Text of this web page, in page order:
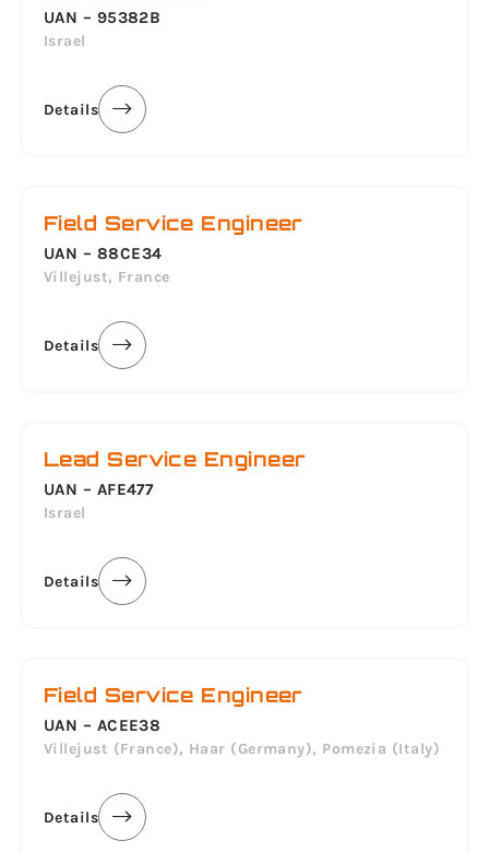
UAN – 95382B
Israel
Details
Field Service Engineer
UAN – 88CE34
Villejust, France
Details
Lead Service Engineer
UAN – AFE477
Israel
Details
Field Service Engineer
UAN – ACEE38
Villejust (France), Haar (Germany), Pomezia (Italy)
Details